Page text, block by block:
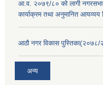
आ.व. २०७९/८० को लागी
कार्याक्रम तथा अनुमानित आयव्यय
आठौ नगर विकास
अन्य